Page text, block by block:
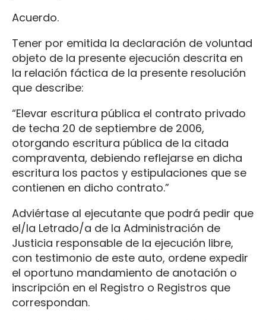
Acuerdo.
Tener por emitida la declaración de voluntad
objeto de la presente ejecución descrita en
la relación fáctica de la presente resolución
que describe:
“Elevar escritura pública el contrato privado
de techa 20 de septiembre de 2006,
otorgando escritura pública de la citada
compraventa, debiendo reflejarse en dicha
escritura los pactos y estipulaciones que se
contienen en dicho contrato.”
Adviértase al ejecutante que podrá pedir que
el/la Letrado/a de la Administración de
Justicia responsable de la ejecución libre,
con testimonio de este auto, ordene expedir
el oportuno mandamiento de anotación o
inscripción en el Registro o Registros que
correspondan.